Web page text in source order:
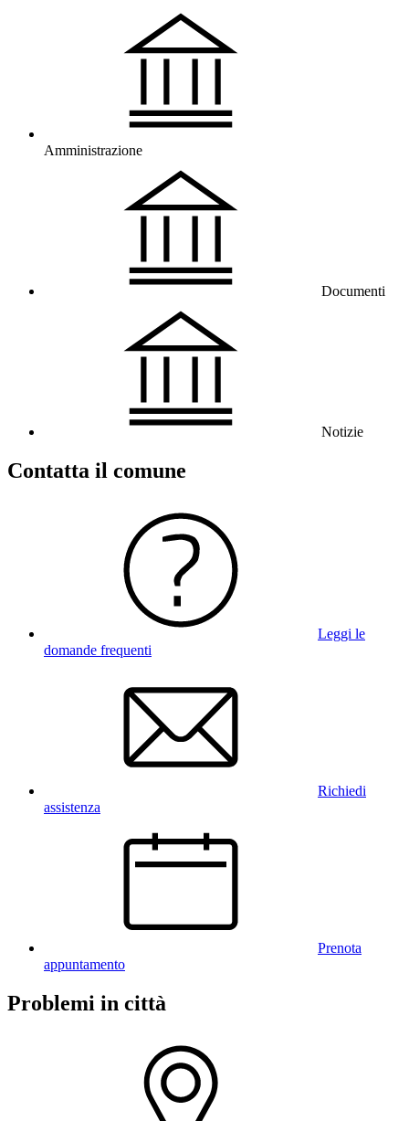
Amministrazione
Documenti
Notizie
Contatta il comune
Leggi le
domande frequenti
Richiedi
assistenza
Prenota
appuntamento
Problemi in città